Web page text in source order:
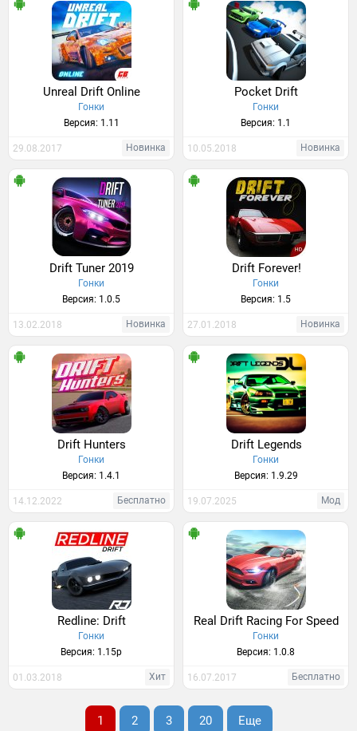
Unreal Drift Online
Гонки
Версия: 1.11
29.08.2017 Новинка
Pocket Drift
Гонки
Версия: 1.1
10.05.2018 Новинка
Drift Tuner 2019
Гонки
Версия: 1.0.5
13.02.2018 Новинка
Drift Forever!
Гонки
Версия: 1.5
27.01.2018 Новинка
Drift Hunters
Гонки
Версия: 1.4.1
14.12.2022 Бесплатно
Drift Legends
Гонки
Версия: 1.9.29
19.07.2025 Мод
Redline: Drift
Гонки
Версия: 1.15p
01.03.2018 Хит
Real Drift Racing For Speed
Гонки
Версия: 1.0.8
16.07.2017 Бесплатно
1 2 3 20 Еще